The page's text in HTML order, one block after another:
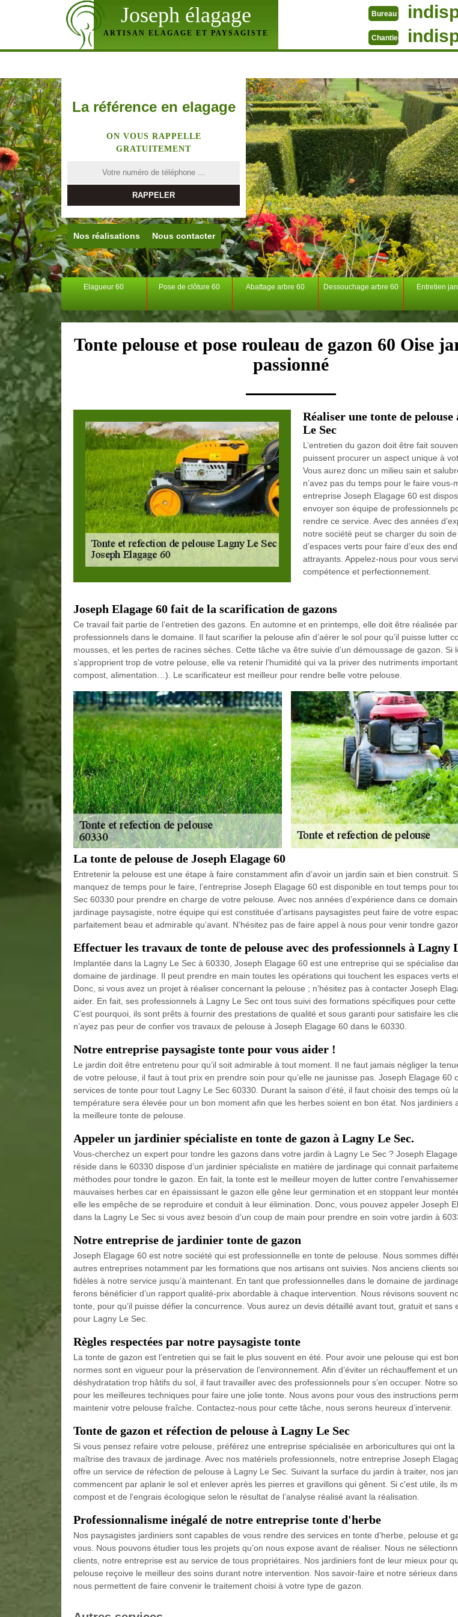
Joseph élagage
ARTISAN ELAGAGE ET PAYSAGISTE
Bureau
Chantier
La référence en elagage
ON VOUS RAPPELLE
GRATUITEMENT
Nos réalisations Nous contacter
Elagueur 60 Pose de clôture 60 Abattage arbre 60 Dessouchage arbre 60 Entretien
Tonte pelouse et pose rouleau de gazon 60 Oise
passionné
Réaliser une tonte de pelouse
Le Sec
L’entretien du gazon doit être fait
puissent procurer un aspect unique à
Vous aurez donc un milieu sain et
n’avez pas du temps pour le faire vous-
entreprise Joseph Elagage 60 est
envoyer son équipe de professionnels
rendre ce service. Avec des années
notre société peut se charger du soin
d’espaces verts pour faire d’eux des
attrayants. Appelez-nous pour vous
compétence et perfectionnement.
Joseph Elagage 60 fait de la scarification de gazons
Ce travail fait partie de l’entretien des gazons. En automne et en printemps, elle doit être réalisée
professionnels dans le domaine. Il faut scarifier la pelouse afin d’aérer le sol pour qu’il puisse lutter
mousses, et les pertes de racines sèches. Cette tâche va être suivie d’un démoussage de gazon. Si
s’approprient trop de votre pelouse, elle va retenir l’humidité qui va la priver des nutriments
compost, alimentation…). Le scarificateur est meilleur pour rendre belle votre pelouse.
La tonte de pelouse de Joseph Elagage 60
Entretenir la pelouse est une étape à faire constamment afin d’avoir un jardin sain et bien construit.
manquez de temps pour le faire, l’entreprise Joseph Elagage 60 est disponible en tout temps pour
Sec 60330 pour prendre en charge de votre pelouse. Avec nos années d’expérience dans ce
jardinage paysagiste, notre équipe qui est constituée d’artisans paysagistes peut faire de votre
parfaitement beau et admirable qu’avant. N’hésitez pas de faire appel à nous pour venir tondre
Effectuer les travaux de tonte de pelouse avec des professionnels à Lagny
Implantée dans la Lagny Le Sec à 60330, Joseph Elagage 60 est une entreprise qui se spécialise
domaine de jardinage. Il peut prendre en main toutes les opérations qui touchent les espaces verts
Donc, si vous avez un projet à réaliser concernant la pelouse ; n’hésitez pas à contacter Joseph
aider. En fait, ses professionnels à Lagny Le Sec ont tous suivi des formations spécifiques pour cette
C’est pourquoi, ils sont prêts à fournir des prestations de qualité et sous garanti pour satisfaire les
n’ayez pas peur de confier vos travaux de pelouse à Joseph Elagage 60 dans le 60330.
Notre entreprise paysagiste tonte pour vous aider !
Le jardin doit être entretenu pour qu’il soit admirable à tout moment. Il ne faut jamais négliger la
de votre pelouse, il faut à tout prix en prendre soin pour qu’elle ne jaunisse pas. Joseph Elagage 60
services de tonte pour tout Lagny Le Sec 60330. Durant la saison d’été, il faut choisir des temps où la
température sera élevée pour un bon moment afin que les herbes soient en bon état. Nos jardiniers
la meilleure tonte de pelouse.
Appeler un jardinier spécialiste en tonte de gazon à Lagny Le Sec.
Vous-cherchez un expert pour tondre les gazons dans votre jardin à Lagny Le Sec ? Joseph
réside dans le 60330 dispose d’un jardinier spécialiste en matière de jardinage qui connait
méthodes pour tondre le gazon. En fait, la tonte est le meilleur moyen de lutter contre
mauvaises herbes car en épaississant le gazon elle gêne leur germination et en stoppant leur
elle les empêche de se reproduire et conduit à leur élimination. Donc, vous pouvez appeler Joseph
dans la Lagny Le Sec si vous avez besoin d’un coup de main pour prendre en soin votre jardin à
Notre entreprise de jardinier tonte de gazon
Joseph Elagage 60 est notre société qui est professionnelle en tonte de pelouse. Nous sommes
autres entreprises notamment par les formations que nos artisans ont suivies. Nos anciens clients
fidèles à notre service jusqu’à maintenant. En tant que professionnelles dans le domaine de
ferons bénéficier d’un rapport qualité-prix abordable à chaque intervention. Nous révisons souvent
tonte, pour qu’il puisse défier la concurrence. Vous aurez un devis détaillé avant tout, gratuit et sans
pour Lagny Le Sec.
Règles respectées par notre paysagiste tonte
La tonte de gazon est l’entretien qui se fait le plus souvent en été. Pour avoir une pelouse qui est
normes sont en vigueur pour la préservation de l’environnement. Afin d’éviter un réchauffement et
déshydratation trop hâtifs du sol, il faut travailler avec des professionnels pour s’en occuper. Notre
pour les meilleures techniques pour faire une jolie tonte. Nous avons pour vous des instructions
maintenir votre pelouse fraîche. Contactez-nous pour cette tâche, nous serons heureux d’intervenir.
Tonte de gazon et réfection de pelouse à Lagny Le Sec
Si vous pensez refaire votre pelouse, préférez une entreprise spécialisée en arboricultures qui ont la
maîtrise des travaux de jardinage. Avec nos matériels professionnels, notre entreprise Joseph
offre un service de réfection de pelouse à Lagny Le Sec. Suivant la surface du jardin à traiter, nos
commencent par aplanir le sol et enlever après les pierres et gravillons qui gênent. Si c'est utile, ils
compost et de l'engrais écologique selon le résultat de l’analyse réalisé avant la réalisation.
Professionnalisme inégalé de notre entreprise tonte d'herbe
Nos paysagistes jardiniers sont capables de vous rendre des services en tonte d’herbe, pelouse et
vous. Nous pouvons étudier tous les projets qu’on nous expose avant de réaliser. Nous ne
clients, notre entreprise est au service de tous propriétaires. Nos jardiniers font de leur mieux pour
pelouse reçoive le meilleur des soins durant notre intervention. Nos savoir-faire et notre sérieux
nous permettent de faire convenir le traitement choisi à votre type de gazon.